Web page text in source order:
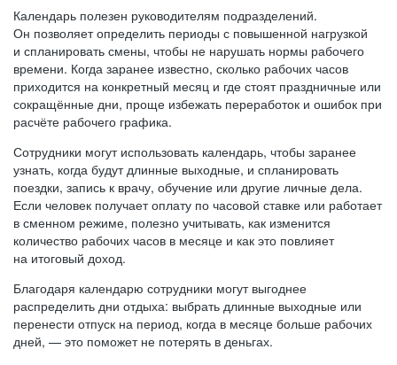
Календарь полезен руководителям подразделений.
Он позволяет определить периоды с повышенной нагрузкой
и спланировать смены, чтобы не нарушать нормы рабочего
времени. Когда заранее известно, сколько рабочих часов
приходится на конкретный месяц и где стоят праздничные или
сокращённые дни, проще избежать переработок и ошибок при
расчёте рабочего графика.
Сотрудники могут использовать календарь, чтобы заранее
узнать, когда будут длинные выходные, и спланировать
поездки, запись к врачу, обучение или другие личные дела.
Если человек получает оплату по часовой ставке или работает
в сменном режиме, полезно учитывать, как изменится
количество рабочих часов в месяце и как это повлияет
на итоговый доход.
Благодаря календарю сотрудники могут выгоднее
распределить дни отдыха: выбрать длинные выходные или
перенести отпуск на период, когда в месяце больше рабочих
дней, — это поможет не потерять в деньгах.